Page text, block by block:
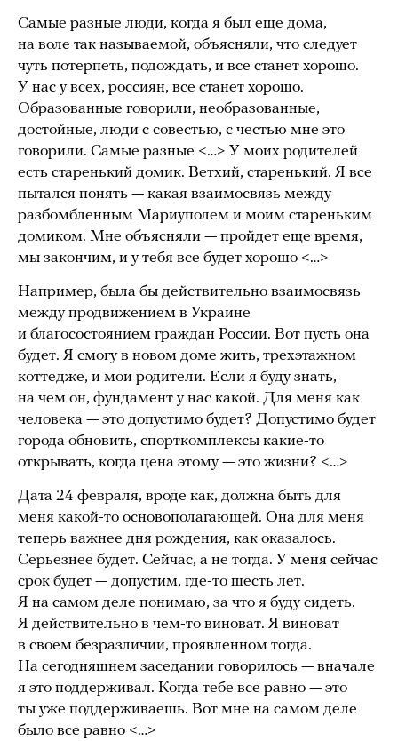
Самые разные люди, когда я был еще дома,
на воле так называемой, объясняли, что следует
чуть потерпеть, подождать, и все станет хорошо.
У нас у всех, россиян, все станет хорошо.
Образованные говорили, необразованные,
достойные, люди с совестью, с честью мне это
говорили. Самые разные <…> У моих родителей
есть старенький домик. Ветхий, старенький. Я все
пытался понять — какая взаимосвязь между
разбомбленным Мариуполем и моим стареньким
домиком. Мне объясняли — пройдет еще время,
мы закончим, и у тебя все будет хорошо <…>
Например, была бы действительно взаимосвязь
между продвижением в Украине
и благосостоянием граждан России. Вот пусть она
будет. Я смогу в новом доме жить, трехэтажном
коттедже, и мои родители. Если я буду знать,
на чем он, фундамент у нас какой. Для меня как
человека — это допустимо будет? Допустимо будет
города обновить, спорткомплексы какие-то
открывать, когда цена этому — это жизни? <…>
Дата 24 февраля, вроде как, должна быть для
меня какой-то основополагающей. Она для меня
теперь важнее дня рождения, как оказалось.
Серьезнее будет. Сейчас, а не тогда. У меня сейчас
срок будет — допустим, где-то шесть лет.
Я на самом деле понимаю, за что я буду сидеть.
Я действительно в чем-то виноват. Я виноват
в своем безразличии, проявленном тогда.
На сегодняшнем заседании говорилось — вначале
я это поддерживал. Когда тебе все равно — это
ты уже поддерживаешь. Вот мне на самом деле
было все равно <…>